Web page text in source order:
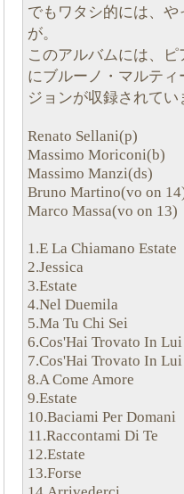
でもワタシ的には、
が。
このアルバムには、
にブルーノ・マルテ
ジョンが収録されてい
Renato Sellani(p)
Massimo Moriconi(b)
Massimo Manzi(ds)
Bruno Martino(vo on
Marco Massa(vo on 13)
1.E La Chiamano Estate
2.Jessica
3.Estate
4.Nel Duemila
5.Ma Tu Chi Sei
6.Cos'Hai Trovato In Lui
7.Cos'Hai Trovato In Lui
8.A Come Amore
9.Estate
10.Baciami Per Domani
11.Raccontami Di Te
12.Estate
13.Forse